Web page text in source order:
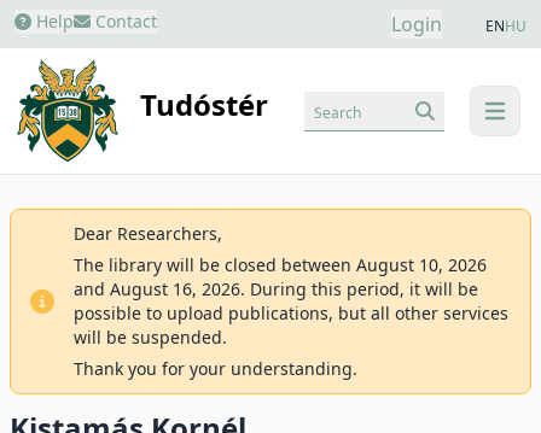
Help Contact Login ENHU
Tudóstér menu
Search
Dear Researchers,
The library will be closed between August 10, 2026
and August 16, 2026. During this period, it will be
possible to upload publications, but all other services
will be suspended.
Thank you for your understanding.